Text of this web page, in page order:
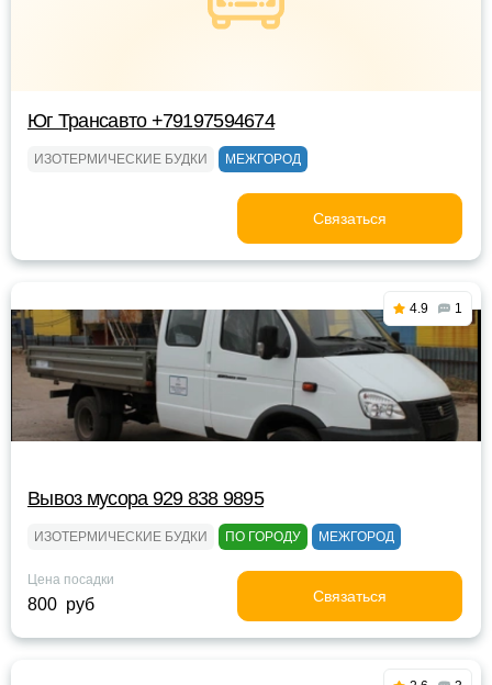
Юг Трансавто +79197594674
ИЗОТЕРМИЧЕСКИЕ БУДКИ МЕЖГОРОД
Связаться
4.9 1
Вывоз мусора 929 838 9895
ИЗОТЕРМИЧЕСКИЕ БУДКИ ПО ГОРОДУ МЕЖГОРОД
Цена посадки
800 руб Связаться